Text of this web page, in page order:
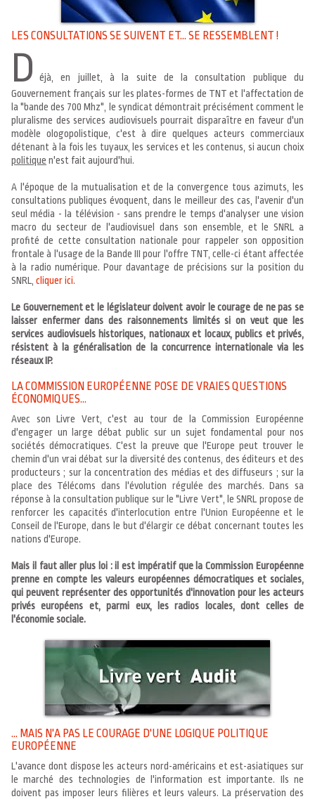
LES CONSULTATIONS SE SUIVENT ET... SE RESSEMBLENT !
D
éjà, en juillet, à la suite de la consultation publique du
Gouvernement français sur les plates-formes de TNT et l'affectation de
la "bande des 700 Mhz", le syndicat démontrait précisément comment le
pluralisme des services audiovisuels pourrait disparaître en faveur d'un
modèle ologopolistique, c'est à dire quelques acteurs commerciaux
détenant à la fois les tuyaux, les services et les contenus, si aucun choix
politique n'est fait aujourd'hui.
A l'époque de la mutualisation et de la convergence tous azimuts, les
consultations publiques évoquent, dans le meilleur des cas, l'avenir d'un
seul média - la télévision - sans prendre le temps d'analyser une vision
macro du secteur de l'audiovisuel dans son ensemble, et le SNRL a
profité de cette consultation nationale pour rappeler son opposition
frontale à l'usage de la Bande III pour l'offre TNT, celle-ci étant affectée
à la radio numérique. Pour davantage de précisions sur la position du
SNRL, cliquer ici.
Le Gouvernement et le législateur doivent avoir le courage de ne pas se
laisser enfermer dans des raisonnements limités si on veut que les
services audiovisuels historiques, nationaux et locaux, publics et privés,
résistent à la généralisation de la concurrence internationale via les
réseaux IP.
LA COMMISSION EUROPÉENNE POSE DE VRAIES QUESTIONS
ÉCONOMIQUES...
Avec son Livre Vert, c'est au tour de la Commission Européenne
d'engager un large débat public sur un sujet fondamental pour nos
sociétés démocratiques. C'est la preuve que l'Europe peut trouver le
chemin d'un vrai débat sur la diversité des contenus, des éditeurs et des
producteurs ; sur la concentration des médias et des diffuseurs ; sur la
place des Télécoms dans l'évolution régulée des marchés. Dans sa
réponse à la consultation publique sur le "Livre Vert", le SNRL propose de
renforcer les capacités d'interlocution entre l'Union Européenne et le
Conseil de l'Europe, dans le but d'élargir ce débat concernant toutes les
nations d'Europe.
Mais il faut aller plus loi : il est impératif que la Commission Européenne
prenne en compte les valeurs européennes démocratiques et sociales,
qui peuvent représenter des opportunités d'innovation pour les acteurs
privés européens et, parmi eux, les radios locales, dont celles de
l'économie sociale.
... MAIS N'A PAS LE COURAGE D'UNE LOGIQUE POLITIQUE
EUROPÉENNE
L'avance dont dispose les acteurs nord-américains et est-asiatiques sur
le marché des technologies de l'information est importante. Ils ne
doivent pas imposer leurs filières et leurs valeurs. La préservation des